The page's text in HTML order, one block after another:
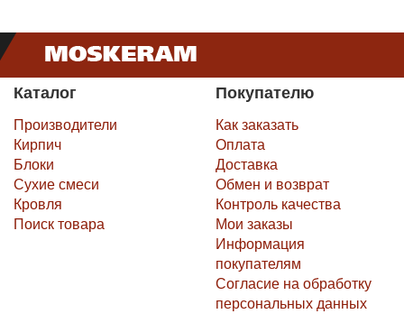
Каталог
Производители
Кирпич
Блоки
Сухие смеси
Кровля
Поиск товара
Покупателю
Как заказать
Оплата
Доставка
Обмен и возврат
Контроль качества
Мои заказы
Информация
покупателям
Согласие на обработку
персональных данных